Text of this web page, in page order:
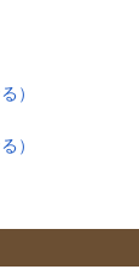
）
）